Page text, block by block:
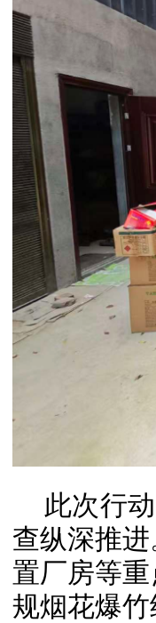
此次行
查纵深推
置厂房等
规烟花爆